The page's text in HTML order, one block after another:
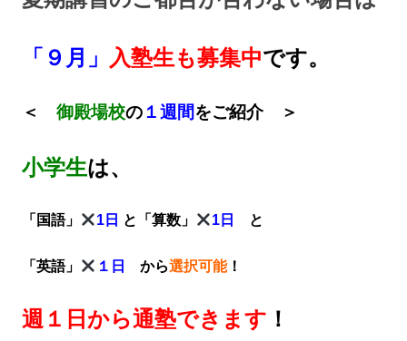
「９月」 入塾生も募集中です。
＜ 御殿場校の １週間をご紹介 ＞
小学生は、
「国語」 1日 と「算数」 1日 と
「英語」 １日 から選択可能！
週１日から通塾できます ！